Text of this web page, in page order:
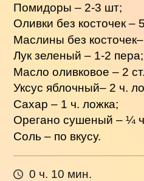
Помидоры – 2-3 шт;
Оливки без косточек –
Маслины без
Лук зеленый – 1-2 пера;
Масло оливковое – 2
Уксус яблочный– 2 ч.
Сахар – 1 ч. ложка;
Орегано сушеный – ¼
Соль – по вкусу.
0 ч. 10 мин.